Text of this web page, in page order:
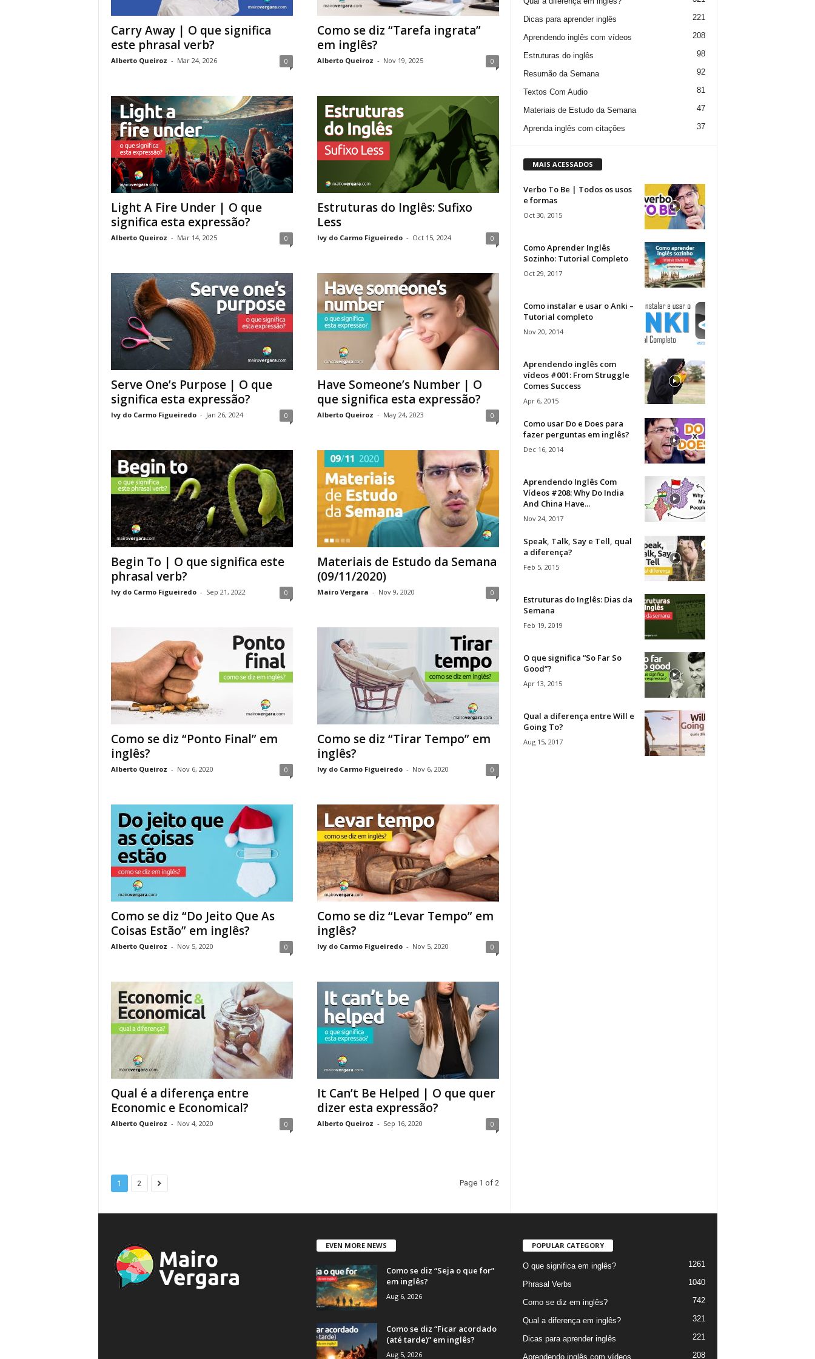
Carry Away | O que significa
este phrasal verb?
Alberto Queiroz - Mar 24, 2026 0
Como se diz “Tarefa ingrata”
em inglês?
Alberto Queiroz - Nov 19, 2025 0
Light A Fire Under | O que
significa esta expressão?
Alberto Queiroz - Mar 14, 2025 0
Estruturas do Inglês: Sufixo
Less
Ivy do Carmo Figueiredo - Oct 15, 2024 0
Serve One’s Purpose | O que
significa esta expressão?
Ivy do Carmo Figueiredo - Jan 26, 2024 0
Have Someone’s Number | O
que significa esta expressão?
Alberto Queiroz - May 24, 2023 0
Begin To | O que significa este
phrasal verb?
Ivy do Carmo Figueiredo - Sep 21, 2022 0
Materiais de Estudo da Semana
(09/11/2020)
Mairo Vergara - Nov 9, 2020 0
Como se diz “Ponto Final” em
inglês?
Alberto Queiroz - Nov 6, 2020 0
Como se diz “Tirar Tempo” em
inglês?
Ivy do Carmo Figueiredo - Nov 6, 2020 0
Como se diz “Do Jeito Que As
Coisas Estão” em inglês?
Alberto Queiroz - Nov 5, 2020 0
Como se diz “Levar Tempo” em
inglês?
Ivy do Carmo Figueiredo - Nov 5, 2020 0
Qual é a diferença entre
Economic e Economical?
Alberto Queiroz - Nov 4, 2020 0
It Can’t Be Helped | O que quer
dizer esta expressão?
Alberto Queiroz - Sep 16, 2020 0
1 2 Page 1 of 2
Dicas para aprender inglês 221
Aprendendo inglês com vídeos 208
Estruturas do inglês 98
Resumão da Semana 92
Textos Com Audio 81
Materiais de Estudo da Semana 47
Aprenda inglês com citações 37
MAIS ACESSADOS
Verbo To Be | Todos os usos
e formas
Oct 30, 2015
Como Aprender Inglês
Sozinho: Tutorial Completo
Oct 29, 2017
Como instalar e usar o Anki –
Tutorial completo
Nov 20, 2014
Aprendendo inglês com
vídeos #001: From Struggle
Comes Success
Apr 6, 2015
Como usar Do e Does para
fazer perguntas em inglês?
Dec 16, 2014
Aprendendo Inglês Com
Vídeos #208: Why Do India
And China Have...
Nov 24, 2017
Speak, Talk, Say e Tell, qual
a diferença?
Feb 5, 2015
Estruturas do Inglês: Dias da
Semana
Feb 19, 2019
O que significa “So Far So
Good”?
Apr 13, 2015
Qual a diferença entre Will e
Going To?
Aug 15, 2017
EVEN MORE NEWS
Como se diz “Seja o que for”
em inglês?
Aug 6, 2026
Como se diz “Ficar acordado
(até tarde)” em inglês?
Aug 5, 2026
POPULAR CATEGORY
O que significa em inglês? 1261
Phrasal Verbs 1040
Como se diz em inglês? 742
Qual a diferença em inglês? 321
Dicas para aprender inglês 221
Aprendendo inglês com vídeos 208